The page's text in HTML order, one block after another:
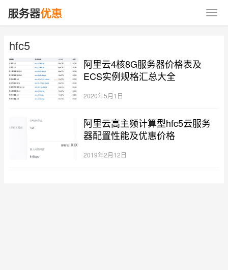
hfc5
阿里云4核8G服务器价格表及
ECS实例规格汇总大全
2020年5月1日
阿里云高主频计算型hfc5云服务
器配置性能及优惠价格
2019年2月12日